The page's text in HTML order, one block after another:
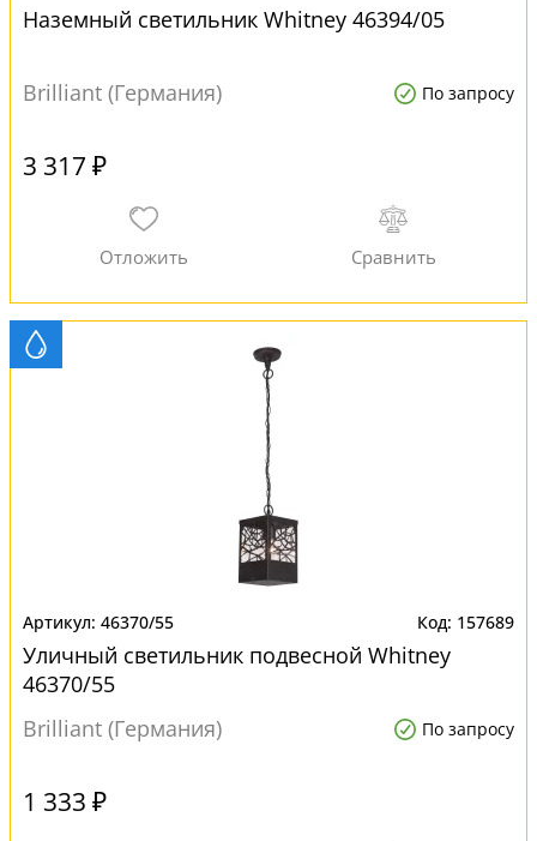
Наземный светильник Whitney 46394/05
Brilliant (Германия) По запросу
3 317 ₽
46370/55 157689
Уличный светильник подвесной Whitney
46370/55
Brilliant (Германия)
По запросу
1 333 ₽